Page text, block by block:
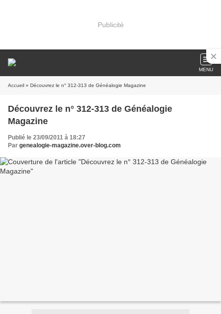
Publicité
MENU
Accueil » Découvrez le n° 312-313 de Généalogie Magazine
Découvrez le n° 312-313 de Généalogie
Magazine
Publié le 23/09/2011 à 18:27
Par genealogie-magazine.over-blog.com